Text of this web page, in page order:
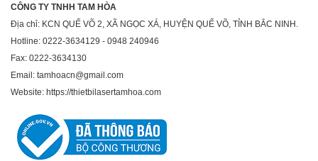
CÔNG TY TNHH TAM HÒA
Địa chỉ: KCN QUẾ VÕ 2, XÃ NGỌC XÁ, HUYỆN QUẾ VÕ, TỈNH BẮC NINH.
Hotline: 0222-3634129 - 0948 240946
Fax: 0222-3634130
Email: tamhoacn@gmail.com
Website: https://thietbilasertamhoa.com